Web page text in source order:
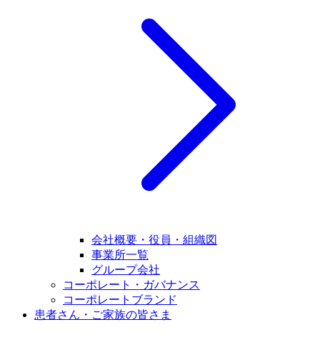
会社概要・役員・組織図
事業所一覧
グループ会社
コーポレート・ガバナンス
コーポレートブランド
患者さん・ご家族の皆さま